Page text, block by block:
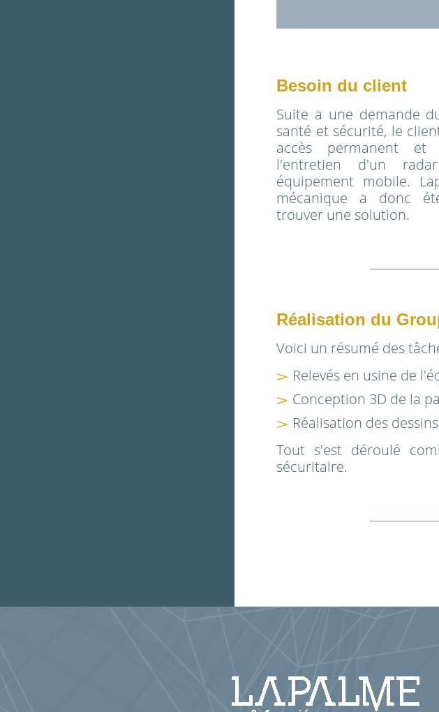
Besoin du client
Suite a une demande
santé et sécurité, le
accès permanent et
l'entretien d'un
équipement mobile.
mécanique a donc
trouver une solution.
Réalisation du
Voici un résumé des
Relevés en usine de
Conception 3D de la
Réalisation des
Tout s'est déroulé
sécuritaire.